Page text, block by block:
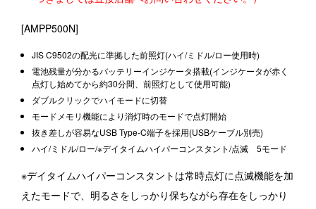
[AMPP500N]
JIS C9502の配光に準拠した前照灯(ハイ/ミドル/ロー使用時)
電池残量が分かるバッテリーインジケータ搭載(インジケータが赤く
点灯し始めてから約30分間、前照灯として使用可能)
ダブルクリックでハイモードに切替
モードメモリ機能により消灯時のモードで点灯開始
抜き差しが容易なUSB Type-C端子を採用(USBケーブル別売)
ハイ/ミドル/ロー/※デイタイムハイパーコンスタント/点滅 5モード
※デイタイムハイパーコンスタントは常時点灯に点滅機能を加
えたモードで、明るさをしっかり保ちながら存在をしっかり